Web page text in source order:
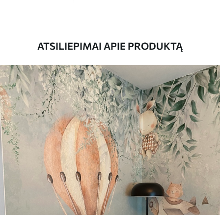
klijais.
Valymas
Tapetus galima švelniai valyti minkšta
kempine. Lakuotus tapetus galima valyti
vandeniu.
Taikymo būdas Sklandus taikymas
Turimos medžiagos
Standartas
/m²
ATSILIEPIMAI APIE PRODUKTĄ